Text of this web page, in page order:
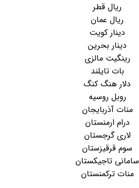
ریال قطر
ریال عمان
دینار کویت
دینار بحرین
رینگیت مالزی
بات تایلند
دلار هنگ کنگ
روبل روسیه
منات آذربایجان
درام ارمنستان
لاری گرجستان
سوم قرقیزستان
سامانی تاجیکستان
منات ترکمنستان